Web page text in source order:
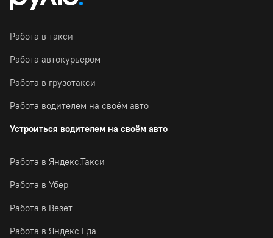
Работа в такси
Работа автокурьером
Работа в грузотакси
Работа водителем на своём авто
Устроиться водителем на своём авто
Работа в Яндекс.Такси
Работа в Убер
Работа в Везёт
Работа в Яндекс.Еда